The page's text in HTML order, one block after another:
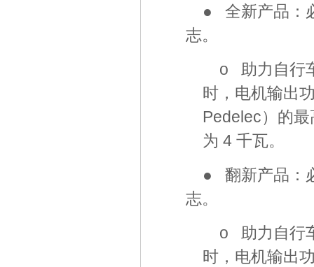
● 全新产品：
志。
o 助力自行
时，电机输出
Pedelec）的
为 4 千瓦。
● 翻新产品：
志。
o 助力自行
时，电机输出